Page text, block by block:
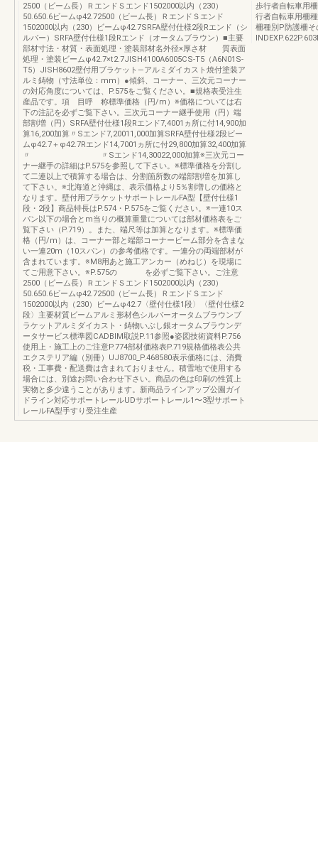
2500（ビーム長）ＲエンドＳエンド1502000以内（230）
50.650.6ビームφ42.72500（ビーム長）ＲエンドＳエンド
1502000以内（230）ビームφ42.7SRFA壁付仕様2段Rエンド（シ
ルバー）SRFA壁付仕様1段Rエンド（オータムブラウン）■主要
部材寸法・材質・表面処理・塗装部材名外径×厚さ材 質表面
処理・塗装ビームφ42.7×t2.7JISH4100A6005CS-T5（A6N01S-
T5）JISH8602壁付用ブラケット—アルミダイカスト焼付塗装ア
ルミ鋳物（寸法単位：mm）●傾斜、コーナー、三次元コーナー
の対応角度については、P.575をご覧ください。■規格表受注生
産品です。項 目呼 称標準価格（円/m）※価格については右
下の注記を必ずご覧下さい。三次元コーナー継手使用（円）端
部割増（円）SRFA壁付仕様1段Rエンド7,4001ヵ所に付14,900加
算16,200加算〃Sエンド7,20011,000加算SRFA壁付仕様2段ビー
ムφ42.7＋φ42.7Rエンド14,7001ヵ所に付29,800加算32,400加算
〃 〃Sエンド14,30022,000加算※三次元コー
ナー継手の詳細はP.575を参照して下さい。※標準価格を分割し
て二連以上で積算する場合は、分割箇所数の端部割増を加算し
て下さい。※北海道と沖縄は、表示価格より5％割増しの価格と
なります。壁付用ブラケットサポートレールFA型【壁付仕様1
段・2段】商品特長はP.574・P.575をご覧ください。※一連10ス
パン以下の場合とm当りの概算重量については部材価格表をご
覧下さい（P.719）。また、端尺等は加算となります。※標準価
格（円/m）は、コーナー部と端部コーナービーム部分を含まな
い一連20m（10スパン）の参考価格です。一連分の両端部材が
含まれています。※M8用あと施工アンカー（めねじ）を現場に
てご用意下さい。※P.575の を必ずご覧下さい。ご注意
2500（ビーム長）ＲエンドＳエンド1502000以内（230）
50.650.6ビームφ42.72500（ビーム長）ＲエンドＳエンド
1502000以内（230）ビームφ42.7〈壁付仕様1段〉〈壁付仕様2
段〉主要材質ビームアルミ形材色シルバーオータムブラウンブ
ラケットアルミダイカスト・鋳物いぶし銀オータムブラウンデ
ータサービス標準図CADBIM取説P.11参照●姿図技術資料P.756
使用上・施工上のご注意P.774部材価格表P.719規格価格表公共
エクステリア編（別冊）UJ8700_P.468580表示価格には、消費
税・工事費・配送費は含まれておりません。積雪地で使用する
場合には、別途お問い合わせ下さい。商品の色は印刷の性質上
実物と多少違うことがあります。新商品ラインアップ公園ガイ
ドライン対応サポートレールUDサポートレール1〜3型サポート
レールFA型手すり受注生産
歩行者自転車用
行者自転車用柵
柵種別P防護柵